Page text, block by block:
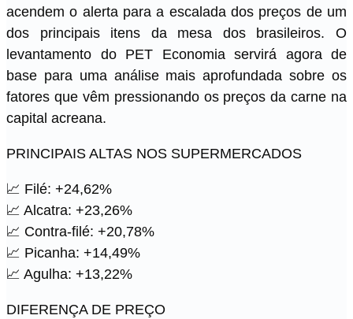
acendem o alerta para a escalada dos preços de um
dos principais itens da mesa dos brasileiros. O
levantamento do PET Economia servirá agora de
base para uma análise mais aprofundada sobre os
fatores que vêm pressionando os preços da carne na
capital acreana.
PRINCIPAIS ALTAS NOS SUPERMERCADOS
📈 Filé: +24,62%
📈 Alcatra: +23,26%
📈 Contra-filé: +20,78%
📈 Picanha: +14,49%
📈 Agulha: +13,22%
DIFERENÇA DE PREÇO